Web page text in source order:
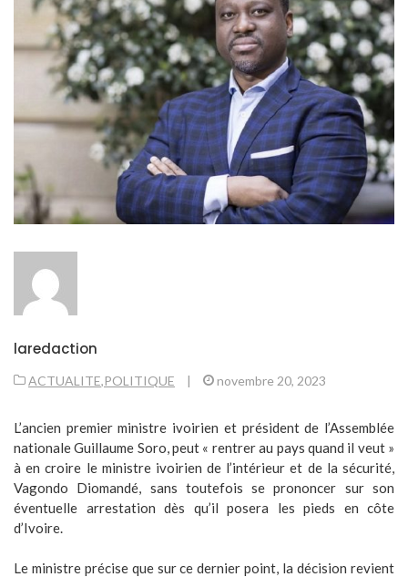
laredaction
ACTUALITE,POLITIQUE | novembre 20, 2023
L’ancien premier ministre ivoirien et président de l’Assemblée
nationale Guillaume Soro, peut « rentrer au pays quand il veut »
à en croire le ministre ivoirien de l’intérieur et de la sécurité,
Vagondo Diomandé, sans toutefois se prononcer sur son
éventuelle arrestation dès qu’il posera les pieds en côte
d’Ivoire.
Le ministre précise que sur ce dernier point, la décision revient